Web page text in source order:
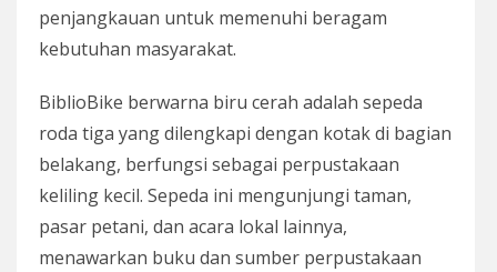
penjangkauan untuk memenuhi beragam
kebutuhan masyarakat.
BiblioBike berwarna biru cerah adalah sepeda
roda tiga yang dilengkapi dengan kotak di bagian
belakang, berfungsi sebagai perpustakaan
keliling kecil. Sepeda ini mengunjungi taman,
pasar petani, dan acara lokal lainnya,
menawarkan buku dan sumber perpustakaan